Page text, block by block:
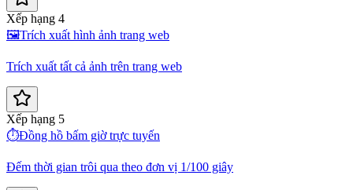
Xếp hạng 4
🖼️Trích xuất hình ảnh trang web
Trích xuất tất cả ảnh trên trang web
Xếp hạng 5
⏱️Đồng hồ bấm giờ trực tuyến
Đếm thời gian trôi qua theo đơn vị 1/100 giây